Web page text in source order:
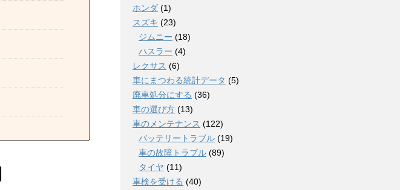
ホンダ (1)
スズキ (23)
ジムニー (18)
ハスラー (4)
レクサス (6)
車にまつわる統計データ (5)
廃車処分にする (36)
車の選び方 (13)
車のメンテナンス (122)
バッテリートラブル (19)
車の故障トラブル (89)
タイヤ (11)
車検を受ける (40)